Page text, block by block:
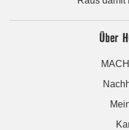
Über